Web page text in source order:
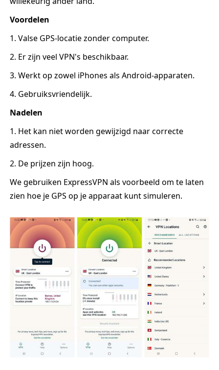
Voordelen
1. Valse GPS-locatie zonder computer.
2. Er zijn veel VPN's beschikbaar.
3. Werkt op zowel iPhones als Android-apparaten.
4. Gebruiksvriendelijk.
Nadelen
1. Het kan niet worden gewijzigd naar correcte
adressen.
2. De prijzen zijn hoog.
We gebruiken ExpressVPN als voorbeeld om te laten
zien hoe je GPS op je apparaat kunt simuleren.